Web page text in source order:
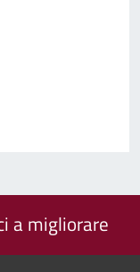
a migliorare